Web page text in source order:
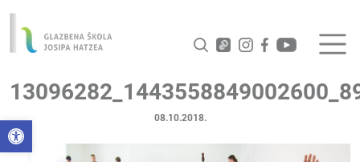
Open toolbar 08.10.2018.